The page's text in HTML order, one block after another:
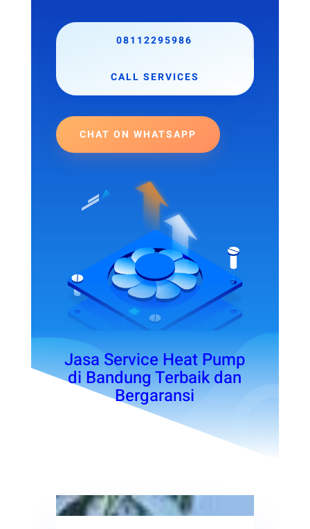
08112295986
CALL SERVICES
CHAT ON WHATSAPP
Jasa Service Heat Pump
di Bandung Terbaik dan
Bergaransi